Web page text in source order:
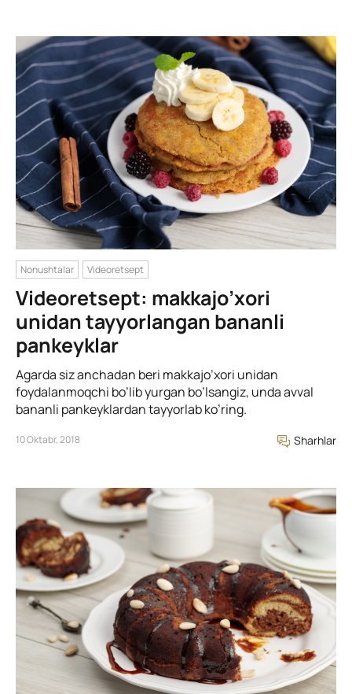
Nonushtalar Videoretsept
Videoretsept: makkajo’xori
unidan tayyorlangan bananli
pankeyklar
Agarda siz anchadan beri makkajo’xori unidan
foydalanmoqchi bo’lib yurgan bo’lsangiz, unda avval
bananli pankeyklardan tayyorlab ko’ring.
10 Oktabr, 2018 Sharhlar